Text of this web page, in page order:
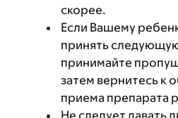
скорее.
Если Вашему
принять
принимайте
затем вернитесь к
приема препарата
Не следует давать